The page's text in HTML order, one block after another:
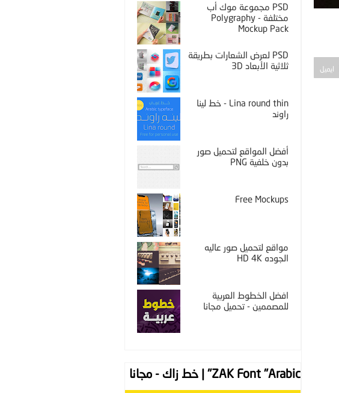
ايميل
PSD مجموعة موك أب
مختلفة - Polygraphy
Mockup Pack
PSD لعرض الشعارات بطريقة
ثلاثية الأبعاد 3D
Lina round thin - خط لينا
راوند
أفضل المواقع لتحميل صور
بدون خلفية PNG
Free Mockups
مواقع لتحميل صور عاليه
الجوده HD 4K
افضل الخطوط العربية
للمصممين - تحميل مجانا
ZAK Font "Arabic" | خط زاك - مجانا